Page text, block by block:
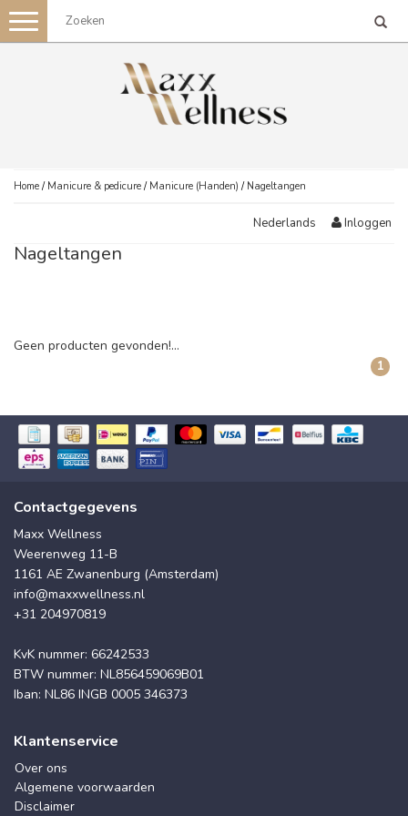
Toggle
navigation
Home / Manicure & pedicure / Manicure (Handen) / Nageltangen
Nederlands Inloggen
Nageltangen
Geen producten gevonden!...
1
Contactgegevens
Maxx Wellness
Weerenweg 11-B
1161 AE Zwanenburg (Amsterdam)
info@maxxwellness.nl
+31 204970819
KvK nummer: 66242533
BTW nummer: NL856459069B01
Iban: NL86 INGB 0005 346373
Klantenservice
Over ons
Algemene voorwaarden
Disclaimer